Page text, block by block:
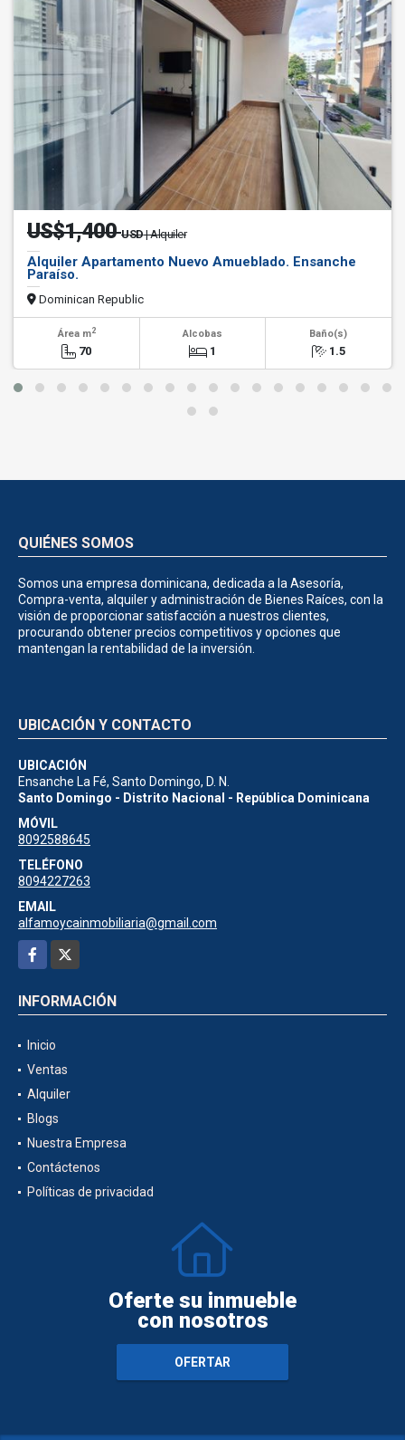
US$1,400USD| Alquiler
Alquiler Apartamento Nuevo Amueblado. Ensanche
Paraíso.
Dominican Republic
Área m2
70
Alcobas
1
Baño(s)
1.5
QUIÉNES SOMOS
Somos una empresa dominicana, dedicada a la Asesoría,
Compra-venta, alquiler y administración de Bienes Raíces, con la
visión de proporcionar satisfacción a nuestros clientes,
procurando obtener precios competitivos y opciones que
mantengan la rentabilidad de la inversión.
UBICACIÓN Y CONTACTO
UBICACIÓN
Ensanche La Fé, Santo Domingo, D. N.
Santo Domingo - Distrito Nacional - República Dominicana
MÓVIL
8092588645
TELÉFONO
8094227263
EMAIL
alfamoycainmobiliaria@gmail.com
Facebook
INFORMACIÓN
Inicio
Ventas
Alquiler
Blogs
Nuestra Empresa
Contáctenos
Políticas de privacidad
Oferte su inmueble
con nosotros
OFERTAR